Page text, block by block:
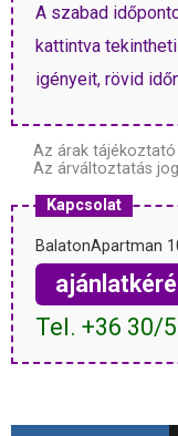
A szabad
kattintva
igényeit, rövid
Az árak tájékoztató
Az árváltoztatás
Kapcsolat
BalatonApartman
Tel. +36 30/